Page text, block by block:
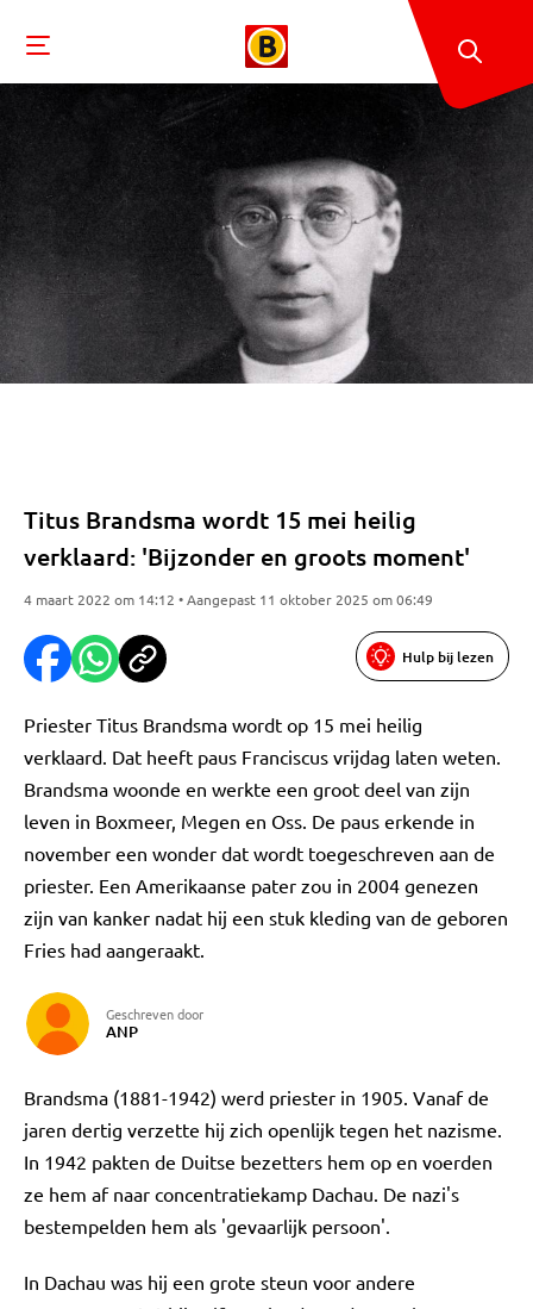
Titus Brandsma wordt 15 mei heilig
verklaard: 'Bijzonder en groots moment'
4 maart 2022 om 14:12 • Aangepast 11 oktober 2025 om 06:49
Hulp bij lezen
Priester Titus Brandsma wordt op 15 mei heilig
verklaard. Dat heeft paus Franciscus vrijdag laten weten.
Brandsma woonde en werkte een groot deel van zijn
leven in Boxmeer, Megen en Oss. De paus erkende in
november een wonder dat wordt toegeschreven aan de
priester. Een Amerikaanse pater zou in 2004 genezen
zijn van kanker nadat hij een stuk kleding van de geboren
Fries had aangeraakt.
Geschreven door
ANP
Brandsma (1881-1942) werd priester in 1905. Vanaf de
jaren dertig verzette hij zich openlijk tegen het nazisme.
In 1942 pakten de Duitse bezetters hem op en voerden
ze hem af naar concentratiekamp Dachau. De nazi's
bestempelden hem als 'gevaarlijk persoon'.
In Dachau was hij een grote steun voor andere